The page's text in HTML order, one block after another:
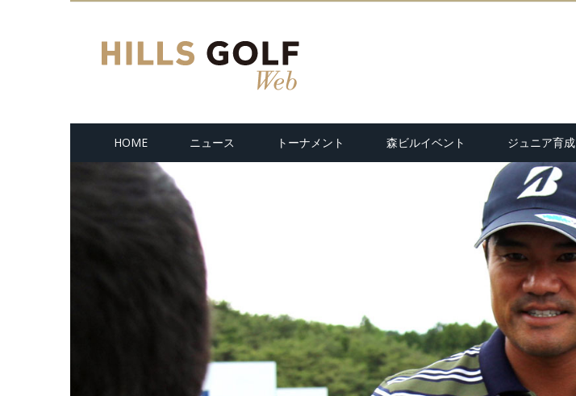
HOME ニュース トーナメント 森ビルイベント ジュニア育成